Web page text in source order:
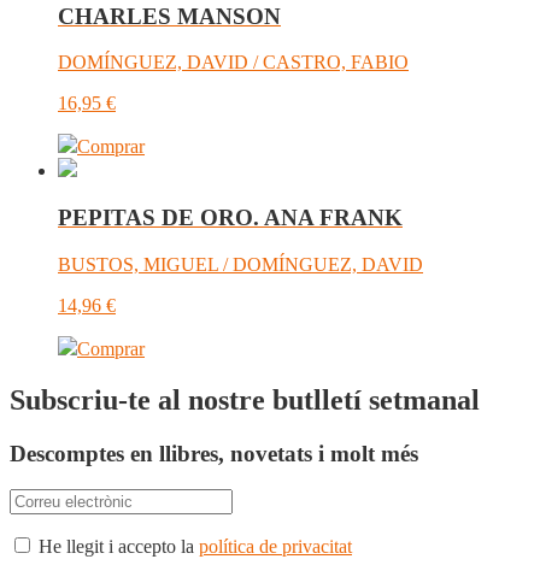
CHARLES MANSON
DOMÍNGUEZ, DAVID / CASTRO, FABIO
16,95 €
Comprar
PEPITAS DE ORO. ANA FRANK
BUSTOS, MIGUEL / DOMÍNGUEZ, DAVID
14,96 €
Comprar
Subscriu-te al nostre butlletí setmanal
Descomptes en llibres, novetats i molt més
He llegit i accepto la política de privacitat